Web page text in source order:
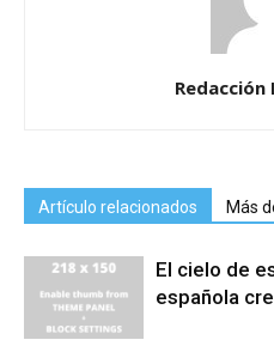
Redacción
Artículo relacionados Más
El cielo de
española